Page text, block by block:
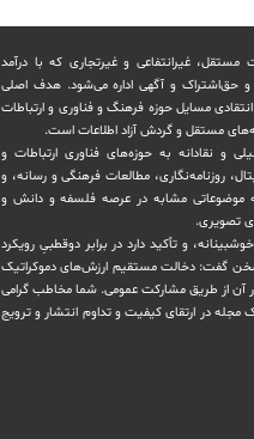
مستقل، غیرانتفاعی و غیرتجاری که با درآمد
حق‌اشتراک و آگهی اداره می‌شود. ‏هدف اصلی
مسایل حوزه فرهنگ و فناوری و ارتباطات
مستقل و‌ گردش ‏آزاد اطلاعات است.
و نقادانه به حوزه‌های فناوری ارتباطات و
روزنامه‌نگاری، ‏مطالعات فرهنگی و رسانه، و
به موضوعاتی مشابه در عرصه فلسفه و دانش و
تصویری.
و تأکید دارد ‏در برابر دوقطبیِ رویکرد
سخن گفت: دخالت مستقیم ارزش‌های دموکراتیک
آن از طریق مشاركت عمومی. شما مخاطب گرامی
مجله در ارتقای کیفیت و تداوم انتشار و ترویج